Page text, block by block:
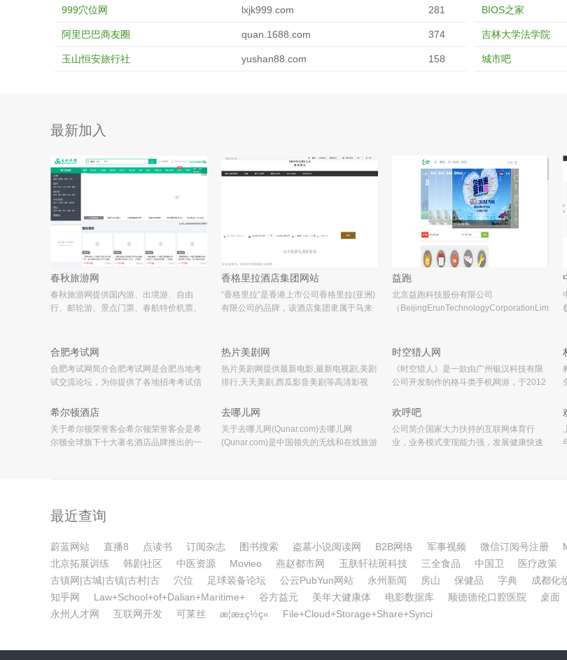
999穴位网 lxjk999.com 281
阿里巴巴商友圈 quan.1688.com 374
玉山恒安旅行社 yushan88.com 158
BIOS之家
吉林大学法学院
城市吧
最新加入
春秋旅游网
春秋旅游网提供国内游、出境游、自由
行、邮轮游、景点门票、春航特价机票、
行”理念，倡导自由享受与深度体
香格里拉酒店集团网站
“香格里拉”是香港上市公司香格里拉(亚洲)
有限公司的品牌，该酒店集团隶属于马来
小说《失落的地平线》
益跑
北京益跑科技股份有限公司
（BeijingErunTechnologyCorporationLimited
最领先、客户体验最好的跑步垂直社区。
合肥考试网
合肥考试网简介合肥考试网是合肥当地考
试交流论坛，为你提供了各地招考考试信
在线咨询、各类培训在线咨询、网上报名
热片美剧网
热片美剧网提供最新电影,最新电视剧,美剧
排行,天天美剧,西瓜影音美剧等高清影视
载,吉吉影音,优酷,土豆,奇艺,乐视,搜狐等众
时空猎人网
《时空猎人》是一款由广州银汉科技有限
公司开发制作的格斗类手机网游，于2012
台。《时空猎人》讲诉的是各族精英战士
希尔顿酒店
关于希尔顿荣誉客会希尔顿荣誉客会是希
尔顿全球旗下十大著名酒店品牌推出的一
去哪儿网
关于去哪儿网(Qunar.com)去哪儿网
(Qunar.com)是中国领先的无线和在线旅游
欢呼吧
公司简介国家大力扶持的互联网体育行
业，业务模式变现能力强，发展健康快速
最近查询
蔚蓝网站 直播8 点读书 订阅杂志 图书搜索 盗墓小说阅读网 B2B网络 军事视频 微信订阅号注册
北京拓展训练
韩剧社区 中医资源 Movieo 燕赵都市网 玉肤轩祛斑科技 三全食品 中国卫 医疗政策
古镇网|古城|古镇|古村|古
穴位 足球装备论坛 公云PubYun网站 永州新闻 房山 保健品 字典 成都化
知乎网
Law+School+of+Dalian+Maritime+ 谷方益元 美年大健康体 电影数据库 顺德德伦口腔医院 桌面
永州人才网
互联网开发 可莱丝 æ­¦æ±ç½ç« File+Cloud+Storage+Share+Synci